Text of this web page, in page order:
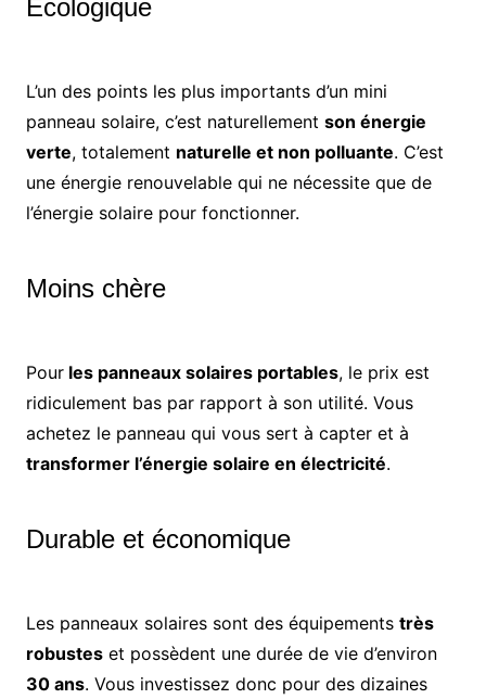
Écologique
L’un des points les plus importants d’un mini
panneau solaire, c’est naturellement son énergie
verte, totalement naturelle et non polluante. C’est
une énergie renouvelable qui ne nécessite que de
l’énergie solaire pour fonctionner.
Moins chère
Pourles panneaux solaires portables, le prix est
ridiculement bas par rapport à son utilité. Vous
achetez le panneau qui vous sert à capter et à
transformer l’énergie solaire en électricité.
Durable et économique
Les panneaux solaires sont des équipements très
robusteset possèdent une durée de vie d’environ
30 ans. Vous investissez donc pour des dizaines